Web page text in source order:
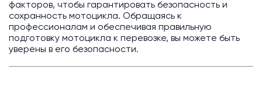
факторов, чтобы гарантировать безопасность и
сохранность мотоцикла. Обращаясь к
профессионалам и обеспечивая правильную
подготовку мотоцикла к перевозке, вы можете быть
уверены в его безопасности.